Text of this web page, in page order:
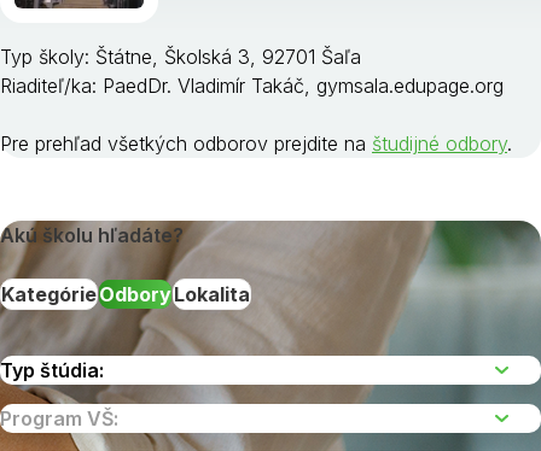
Typ školy: Štátne, Školská 3, 92701 Šaľa
Riaditeľ/ka: PaedDr. Vladimír Takáč, gymsala.edupage.org
Pre prehľad všetkých odborov prejdite na študijné odbory.
Akú školu hľadáte?
KategórieOdboryLokalita